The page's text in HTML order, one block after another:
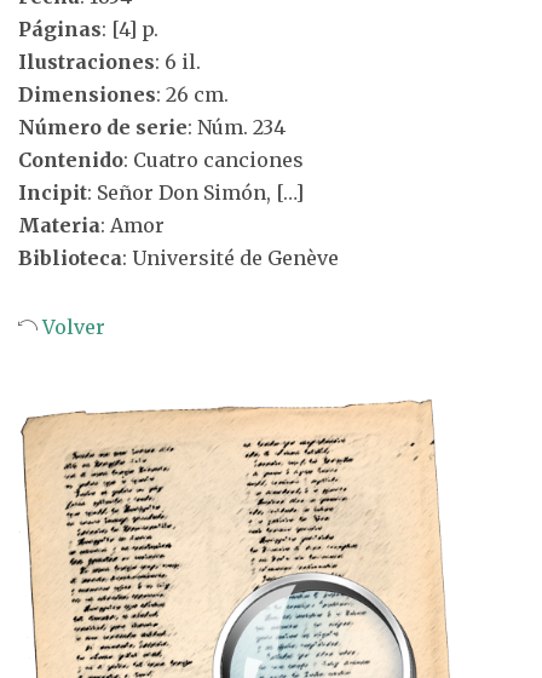
Páginas: [4] p.
Ilustraciones: 6 il.
Dimensiones: 26 cm.
Número de serie: Núm. 234
Contenido: Cuatro canciones
Incipit: Señor Don Simón, […]
Materia: Amor
Biblioteca: Université de Genève
Volver